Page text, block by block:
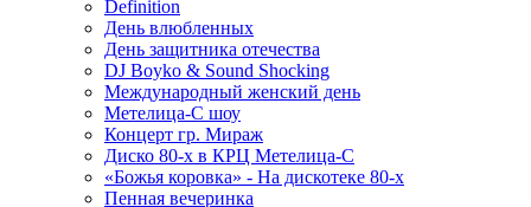
Definition
День влюбленных
День защитника отечества
DJ Boyko & Sound Shocking
Международный женский день
Метелица-С шоу
Концерт гр. Мираж
Диско 80-х в КРЦ Метелица-С
«Божья коровка» - На дискотеке 80-х
Пенная вечеринка